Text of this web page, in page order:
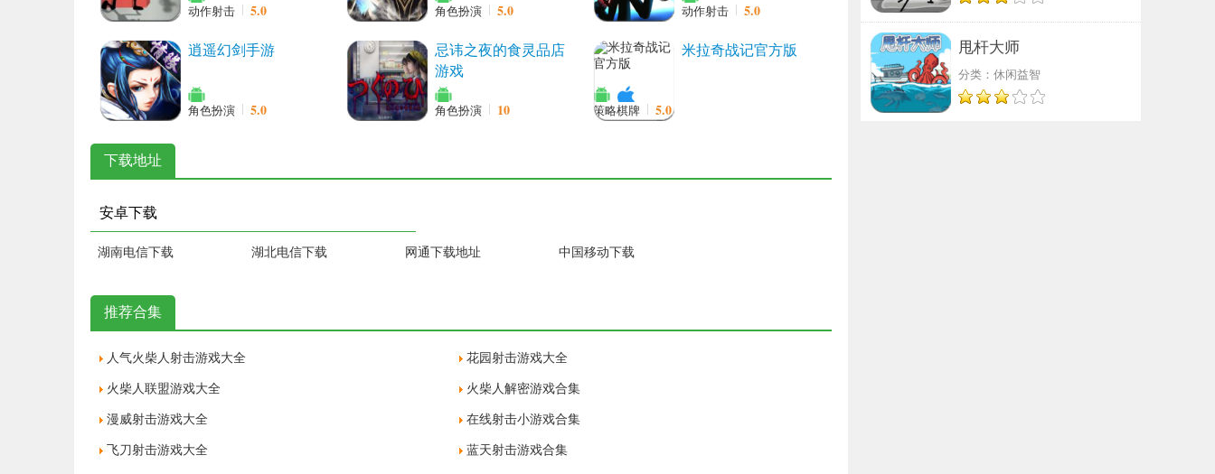
动作射击 5.0 角色扮演 5.0 动作射击 5.0
逍遥幻剑手游
角色扮演 5.0
忌讳之夜的食灵品店
游戏
角色扮演 10
米拉奇战记官方版
策略棋牌 5.0
下载地址
安卓下载
湖南电信下载 湖北电信下载 网通下载地址 中国移动下载
推荐合集
人气火柴人射击游戏大全 花园射击游戏大全
火柴人联盟游戏大全 火柴人解密游戏合集
漫威射击游戏大全 在线射击小游戏合集
飞刀射击游戏大全 蓝天射击游戏合集
甩杆大师
分类：休闲益智